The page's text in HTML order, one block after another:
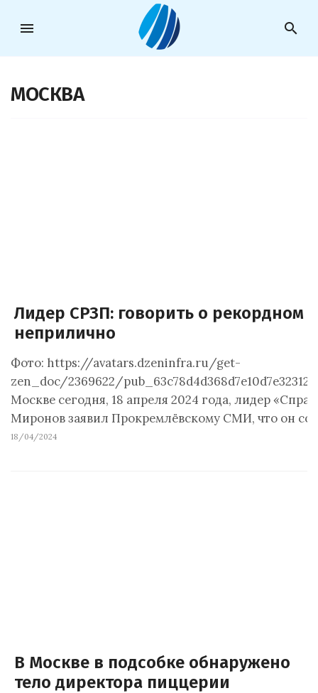
menu search
МОСКВА
Лидер СРЗП: говорить о рекордном
неприлично
Фото: https://avatars.dzeninfra.ru/get-
zen_doc/2369622/
Москве сегодня, 18 апреля 2024 года, лидер
Миронов заявил Прокремлёвскому СМИ, что он
18/04/2024
В Москве в подсобке обнаружено
тело директора пиццерии